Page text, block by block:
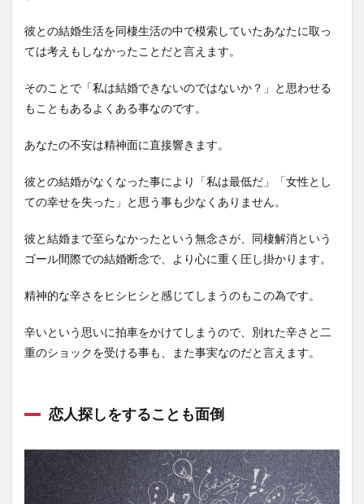
彼との結婚生活を同棲生活の中で模索していたあなたに取っ
ては考えもしなかったことだと言えます。
そのことで「私は結婚できないのではないか？」と思わせる
もこともあるよくある事なのです。
あなたの不安は精神面に直接響きます。
彼との結婚がなくなった事により「私は最低だ」「女性とし
ての幸せを失った」と思う事も少なくありません。
彼と結婚まで至らなかったという無念さが、同棲解消という
ゴール間際での結婚断念で、より心に重く圧し掛かります。
精神的な辛さをヒシヒシと感じてしまうのもこの為です。
辛いという思いに拍車をかけてしまうので、別れた辛さと二
重のショックを受ける事も、また事実なのだと言えます。
恋人探しをすることも面倒